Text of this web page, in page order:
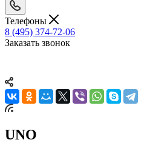
Телефоны
8 (495) 374-72-06
Заказать звонок
UNO